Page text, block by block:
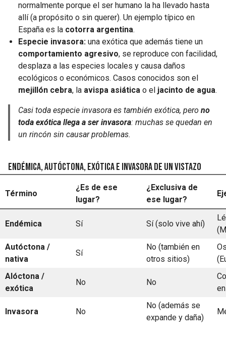
normalmente porque el ser humano la ha llevado hasta
allí (a propósito o sin querer). Un ejemplo típico en
España es la cotorra argentina.
Especie invasora: una exótica que además tiene un
comportamiento agresivo, se reproduce con facilidad,
desplaza a las especies locales y causa daños
ecológicos o económicos. Casos conocidos son el
mejillón cebra, la avispa asiática o el jacinto de agua.
Casi toda especie invasora es también exótica, pero no
toda exótica llega a ser invasora: muchas se quedan en
un rincón sin causar problemas.
Endémica, autóctona, exótica e invasora de un vistazo
Término
¿Es de ese
lugar?
¿Exclusiva de
ese lugar?
Endémica Sí Sí (solo vive ahí)
Autóctona /
nativa
Sí
No (también en
otros sitios)
Alóctona /
exótica
No No
Invasora No
No (además se
expande y daña)